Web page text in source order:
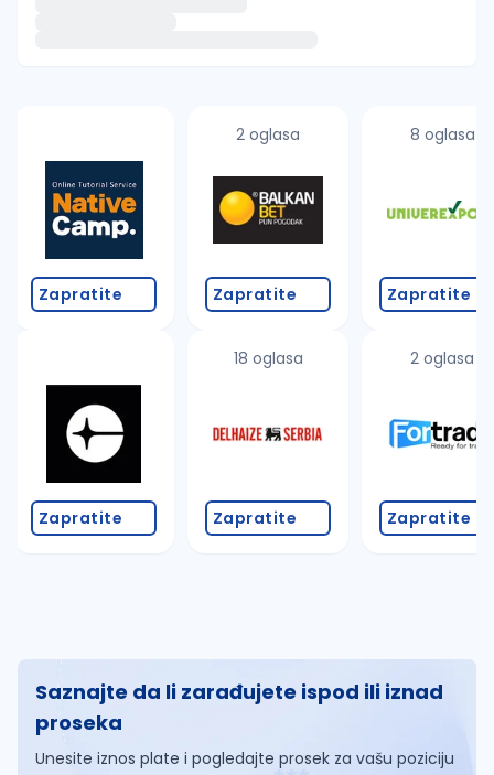
Takođe možete da:
proverite pravopisne greške (koristite č, ć, š, đ,
povećajte radijus za odabrani grad
promenite odabrane filtere pretrage
Zapratite
Zapratite
2 oglasa
Zapratite
18 oglasa
Zapratite
8 oglasa
Zapratite
2 oglasa
Zapratite
Saznajte da li zarađujete ispod ili iznad
proseka
Unesite iznos plate i pogledajte prosek za vašu poziciju